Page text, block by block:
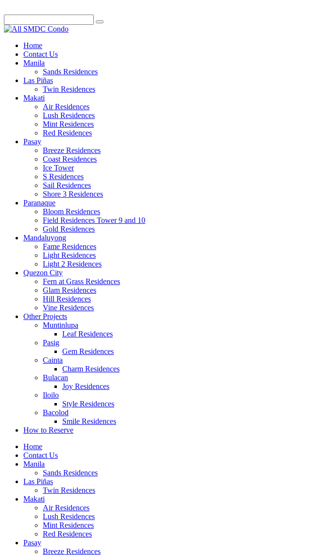
Home
Contact Us
Manila
Sands Residences
Las Piñas
Twin Residences
Makati
Air Residences
Lush Residences
Mint Residences
Red Residences
Pasay
Breeze Residences
Coast Residences
Ice Tower
S Residences
Sail Residences
Shore 3 Residences
Paranaque
Bloom Residences
Field Residences Tower 9 and 10
Gold Residences
Mandaluyong
Fame Residences
Light Residences
Light 2 Residences
Quezon City
Fern at Grass Residences
Glam Residences
Hill Residences
Vine Residences
Other Projects
Muntinlupa
Leaf Residences
Pasig
Gem Residences
Cainta
Charm Residences
Bulacan
Joy Residences
Iloilo
Style Residences
Bacolod
Smile Residences
How to Reserve
Home
Contact Us
Manila
Sands Residences
Las Piñas
Twin Residences
Makati
Air Residences
Lush Residences
Mint Residences
Red Residences
Pasay
Breeze Residences